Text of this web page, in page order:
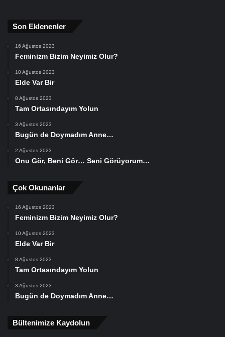
Son Eklenenler
16 Ağustos 2023
Feminizm Bizim Neyimiz Olur?
10 Ağustos 2023
Elde Var Bir
8 Ağustos 2023
Tam Ortasındayım Yolun
3 Ağustos 2023
Bugün de Doymadım Anne…
2 Ağustos 2023
Onu Gör, Beni Gör… Seni Görüyorum…
Çok Okunanlar
16 Ağustos 2023
Feminizm Bizim Neyimiz Olur?
10 Ağustos 2023
Elde Var Bir
8 Ağustos 2023
Tam Ortasındayım Yolun
3 Ağustos 2023
Bugün de Doymadım Anne…
Bültenimize Kaydolun